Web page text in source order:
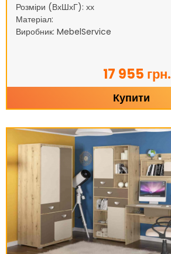
Розміри (ВхШхГ): хх
Матеріал:
Виробник: MebelService
17 955 грн.
Купити